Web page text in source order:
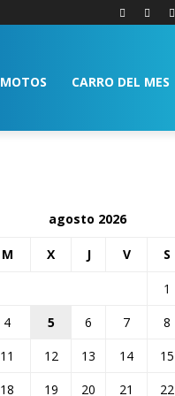
MOTOS CARRO DEL MES
agosto 2026
M X J V S
1
4 5 6 7 8
11 12 13 14 15
18 19 20 21 22